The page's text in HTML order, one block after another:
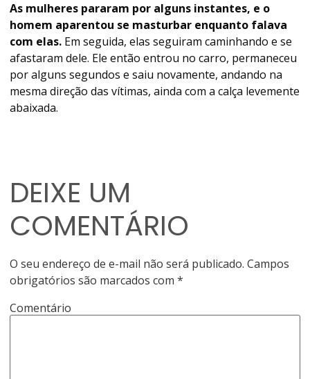
As mulheres pararam por alguns instantes, e o
homem aparentou se masturbar enquanto falava
com elas. Em seguida, elas seguiram caminhando e se
afastaram dele. Ele então entrou no carro, permaneceu
por alguns segundos e saiu novamente, andando na
mesma direção das vítimas, ainda com a calça levemente
abaixada.
DEIXE UM
COMENTÁRIO
O seu endereço de e-mail não será publicado. Campos
obrigatórios são marcados com*
Comentário